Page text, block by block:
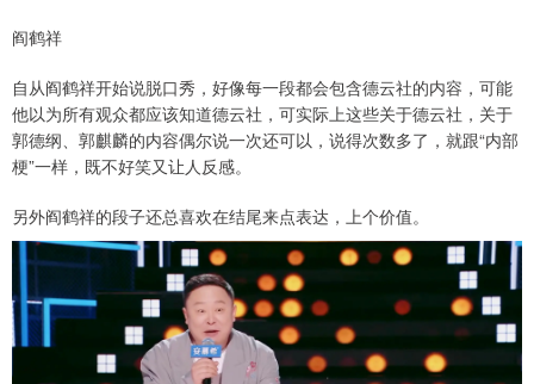
阎鹤祥
自从阎鹤祥开始说脱口秀，好像每一段都会包含德云社的内容，可能
他以为所有观众都应该知道德云社，可实际上这些关于德云社，关于
郭德纲、郭麒麟的内容偶尔说一次还可以，说得次数多了，就跟“内部
梗”一样，既不好笑又让人反感。
另外阎鹤祥的段子还总喜欢在结尾来点表达，上个价值。